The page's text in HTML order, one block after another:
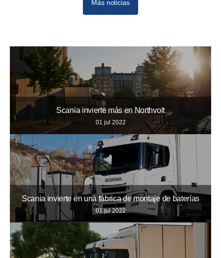
Más noticias
Scania invierte más en Northvolt
01 jul 2022
Scania invierte en una fábrica de montaje de baterías
01 jul 2022